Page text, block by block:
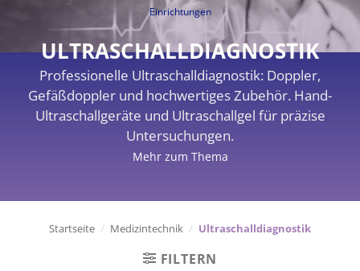
Einrichtungen
ULTRASCHALLDIAGNOSTIK
Professionelle Ultraschalldiagnostik: Doppler,
Gefäßdoppler und hochwertiges Zubehör. Hand-
Ultraschallgeräte und Ultraschallgel für präzise
Untersuchungen.
Mehr zum Thema
Startseite / Medizintechnik / Ultraschalldiagnostik
FILTERN